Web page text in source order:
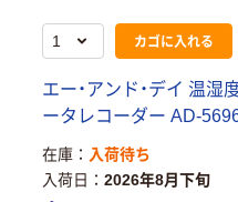
カゴに入れる
エー・アンド・デイ 温湿
ータレコーダー AD-
在庫
入荷待ち
入荷日
2026年8月下旬